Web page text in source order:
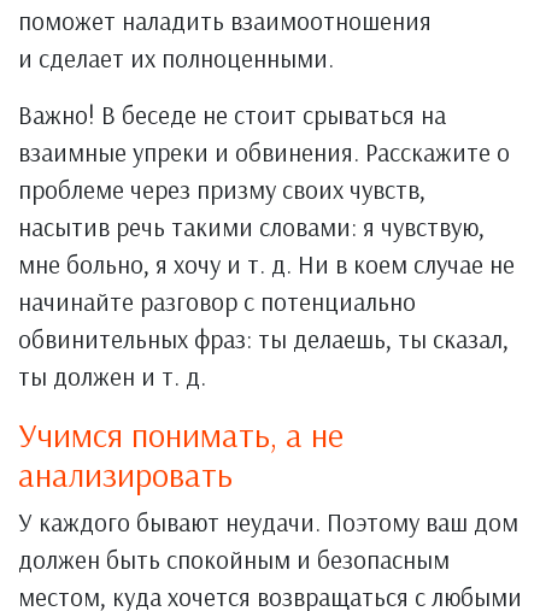
поможет наладить взаимоотношения
и сделает их полноценными.
Важно! В беседе не стоит срываться на
взаимные упреки и обвинения. Расскажите о
проблеме через призму своих чувств,
насытив речь такими словами: я чувствую,
мне больно, я хочу и т. д. Ни в коем случае не
начинайте разговор с потенциально
обвинительных фраз: ты делаешь, ты сказал,
ты должен и т. д.
Учимся понимать, а не
анализировать
У каждого бывают неудачи. Поэтому ваш дом
должен быть спокойным и безопасным
местом, куда хочется возвращаться с любыми